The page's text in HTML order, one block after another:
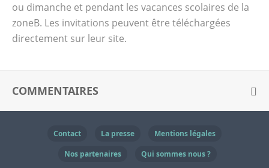
ou dimanche et pendant les vacances scolaires de la
zoneB. Les invitations peuvent être téléchargées
directement sur leur site.
COMMENTAIRES
Contact La presse
Mentions légales
Nos partenaires
Qui sommes nous ?